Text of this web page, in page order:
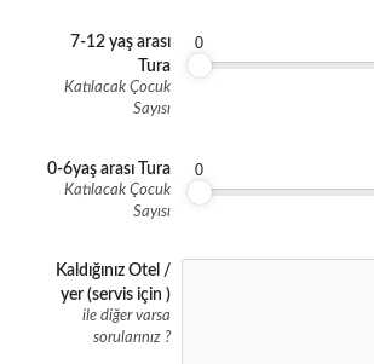
7-12 yaş arası
Tura
Katılacak Çocuk
Sayısı
0
0-6yaş arası Tura
Katılacak Çocuk
Sayısı
0
Kaldığınız Otel /
yer (servis için )
ile diğer varsa
sorularınız ?